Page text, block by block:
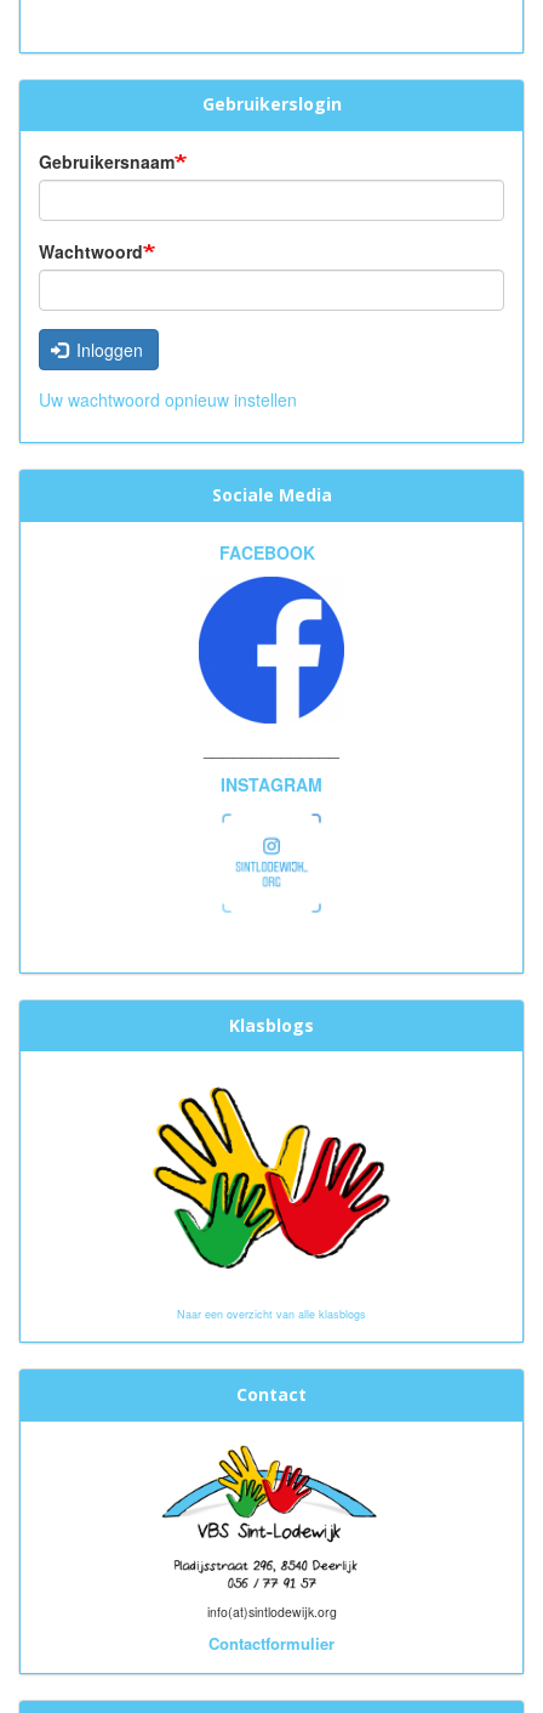
Gebruikerslogin
Gebruikersnaam
Wachtwoord
Inloggen
Uw wachtwoord opnieuw instellen
Sociale Media
FACEBOOK
INSTAGRAM
Klasblogs
Naar een overzicht van alle klasblogs
Contact
info(at)sintlodewijk.org
Contactformulier